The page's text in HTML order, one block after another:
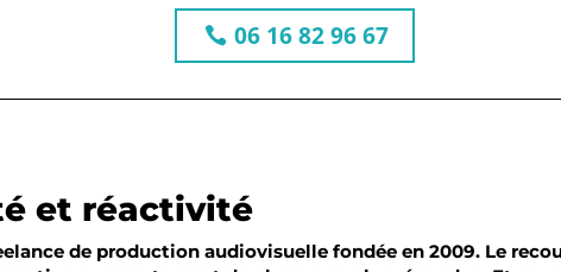
06 16 82 96 67
et réactivité
de production audiovisuelle fondée en 2009. Le